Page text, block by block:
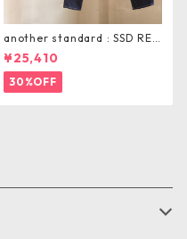
another standard : SSD REG
ULAR TAPERED PANTS
¥25,410
30%OFF